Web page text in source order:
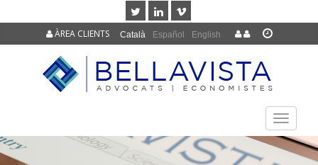
Català Español English
ÀREA CLIENTS
TOGGLE